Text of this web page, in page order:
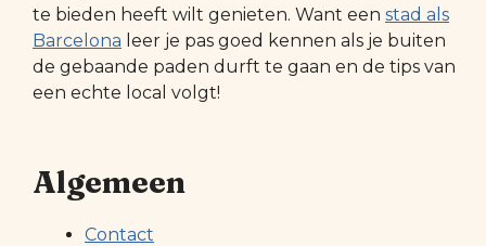
te bieden heeft wilt genieten. Want een stad als
Barcelona leer je pas goed kennen als je buiten
de gebaande paden durft te gaan en de tips van
een echte local volgt!
Algemeen
Contact